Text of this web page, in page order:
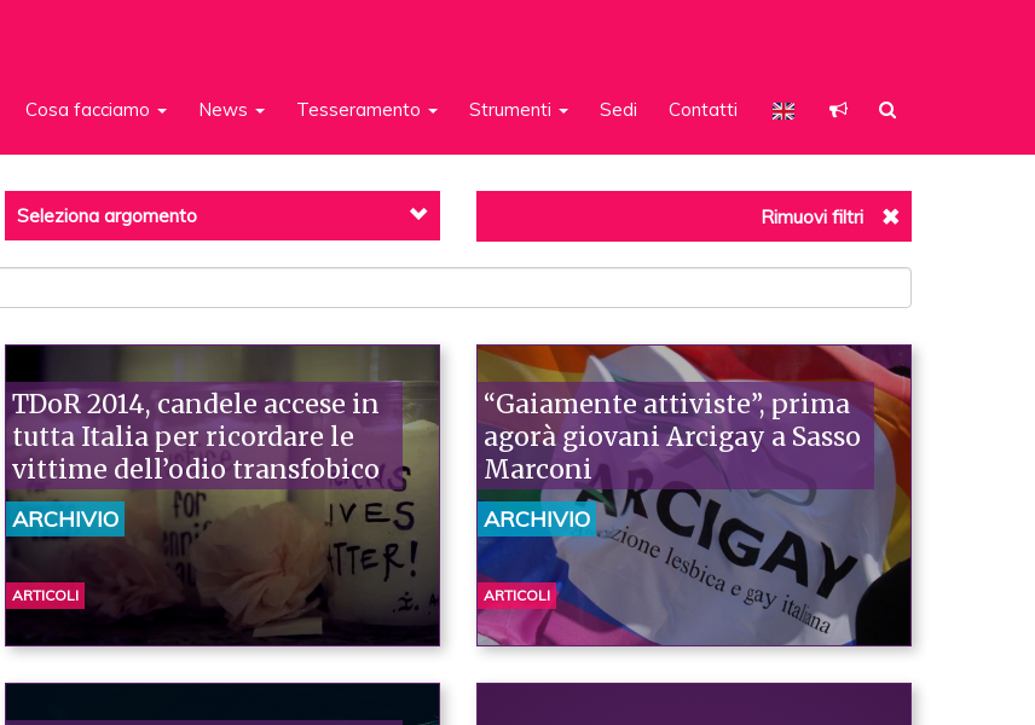
Cosa facciamo News Tesseramento Strumenti Sedi Contatti
Seleziona argomento Rimuovi filtri
TDoR 2014, candele accese in
tutta Italia per ricordare le
vittime dell’odio transfobico
ARCHIVIO
ARTICOLI
“Gaiamente attiviste”, prima
agorà giovani Arcigay a Sasso
Marconi
ARCHIVIO
ARTICOLI